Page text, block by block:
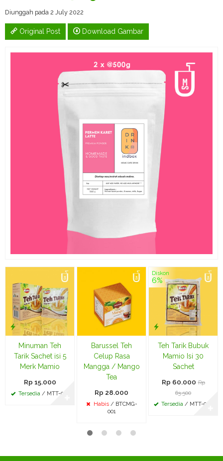
Diunggah pada 2 July 2022
Original Post Download Gambar
Minuman Teh
Tarik Sachet isi 5
Merk Mamio
Rp 15.000
Tersedia/ MTT-001
Barussel Teh
Celup Rasa
Mangga / Mango
Tea
Rp 28.000
Habis/ BTCMG-
001
Diskon
6%
Teh Tarik Bubuk
Mamio Isi 30
Sachet
Rp 60.000 Rp
63.500
Tersedia / MTT-002